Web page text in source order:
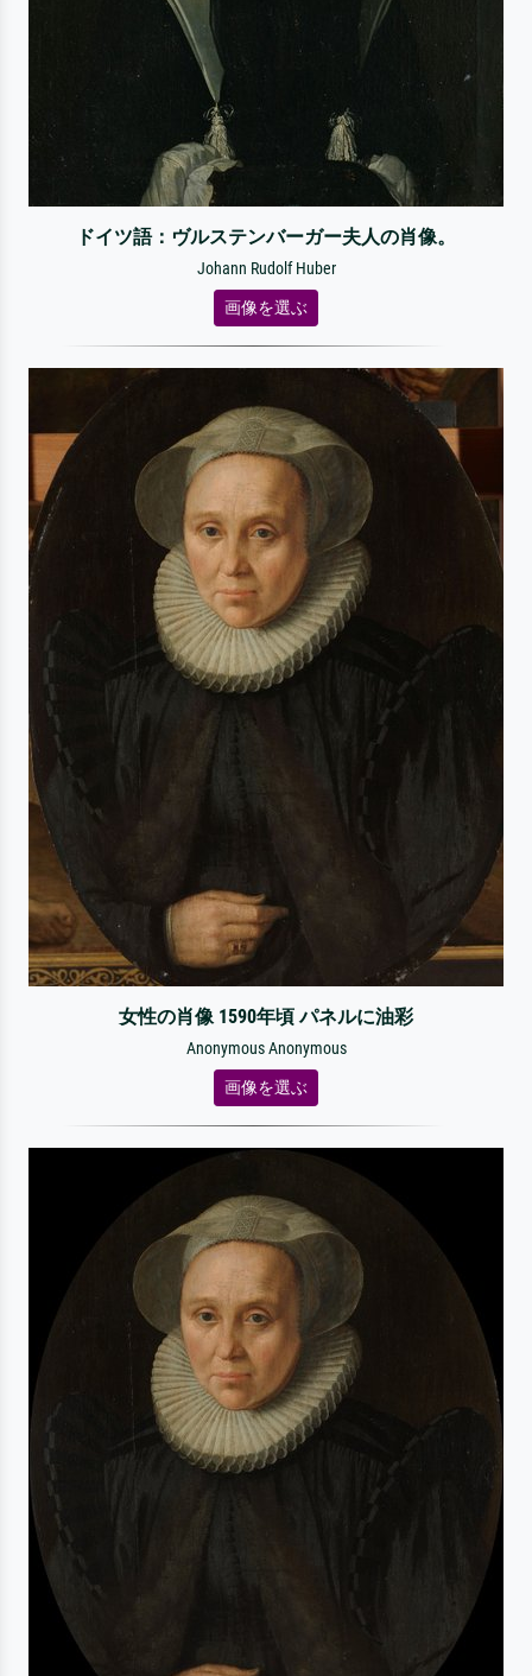
ドイツ語：ヴルステンバーガー夫人の肖像。
Johann Rudolf Huber
画像を選ぶ
女性の肖像 1590年頃 パネルに油彩
Anonymous Anonymous
画像を選ぶ